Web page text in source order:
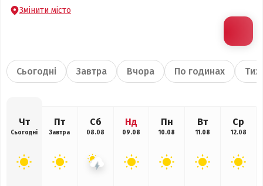
Змінити місто
Сьогодні Завтра Вчора По годинах
Чт
Сьогодні
Пт
Завтра
Сб
08.08
Нд
09.08
Пн
10.08
Вт
11.08
Ср
12.08